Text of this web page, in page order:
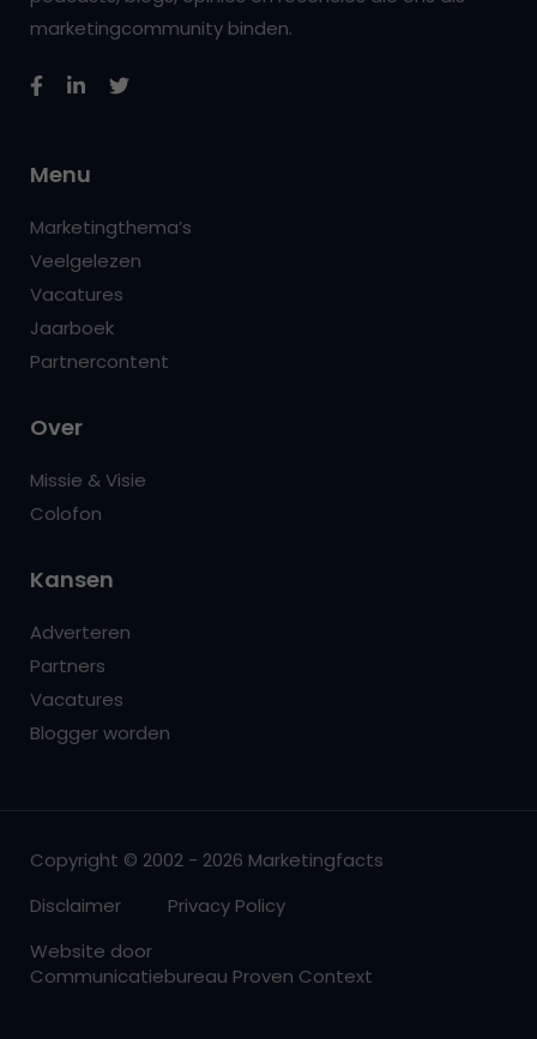
marketingcommunity binden.
Menu
Marketingthema’s
Veelgelezen
Vacatures
Jaarboek
Partnercontent
Over
Missie & Visie
Colofon
Kansen
Adverteren
Partners
Vacatures
Blogger worden
Copyright © 2002 - 2026 Marketingfacts
Disclaimer
Privacy Policy
Website door
Communicatiebureau Proven Context